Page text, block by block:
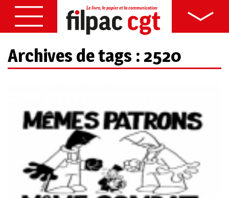
Archives de tags : 2520